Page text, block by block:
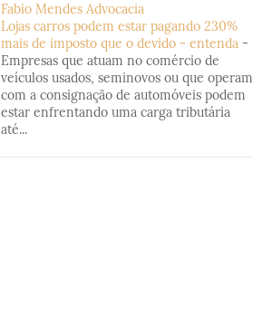
Fabio Mendes Advocacia
Lojas carros podem estar pagando 230%
mais de imposto que o devido - entenda -
Empresas que atuam no comércio de
veículos usados, seminovos ou que operam
com a consignação de automóveis podem
estar enfrentando uma carga tributária
até...